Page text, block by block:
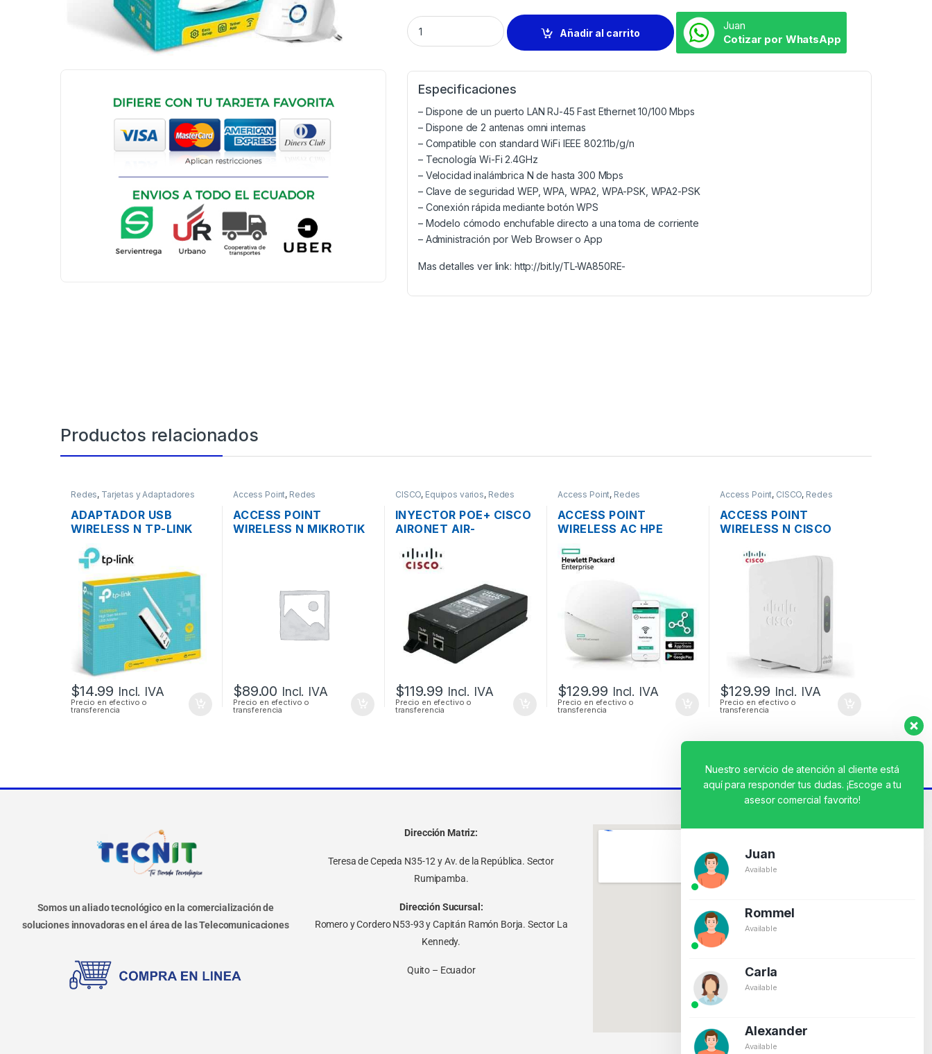
Añadir al carrito
Juan
Cotizar por WhatsApp
Especificaciones
– Dispone de un puerto LAN RJ-45 Fast Ethernet 10/100 Mbps
– Dispone de 2 antenas omni internas
– Compatible con standard WiFi IEEE 802.11b/g/n
– Tecnología Wi-Fi 2.4GHz
– Velocidad inalámbrica N de hasta 300 Mbps
– Clave de seguridad WEP, WPA, WPA2, WPA-PSK, WPA2-PSK
– Conexión rápida mediante botón WPS
– Modelo cómodo enchufable directo a una toma de corriente
– Administración por Web Browser o App
Mas detalles ver link: http://bit.ly/TL-WA850RE-
Productos relacionados
Redes, Tarjetas y Adaptadores
ADAPTADOR USB
WIRELESS N TP-LINK
ANTENA ALTA
GANANCIA
$14.99 Incl. IVA
Precio en efectivo o
transferencia
Access Point, Redes
ACCESS POINT
WIRELESS N MIKROTIK
$89.00 Incl. IVA
Precio en efectivo o
transferencia
CISCO, Equipos varios, Redes
INYECTOR POE+ CISCO
AIRONET AIR-
AF/AT
$119.99 Incl. IVA
Precio en efectivo o
transferencia
Access Point, Redes
ACCESS POINT
WIRELESS AC HPE
OFFICECONNECT OC20
MIMO 2×2 DUAL BAND
$129.99 Incl. IVA
Precio en efectivo o
transferencia
Access Point, CISCO, Redes
ACCESS POINT
WIRELESS N CISCO
DUAL BAND 600MBPS
$129.99 Incl. IVA
Precio en efectivo o
transferencia
Somos un aliado tecnológico en la comercialización de
soluciones innovadoras en el área de las Telecomunicaciones
Dirección Matriz:
Teresa de Cepeda N35-12 y Av. de la República. Sector
Rumipamba.
Dirección Sucursal:
Romero y Cordero N53-93 y Capitán Ramón Borja. Sector La
Kennedy.
Quito – Ecuador
Nuestro servicio de atención al cliente está
aquí para responder tus dudas. ¡Escoge a tu
asesor comercial favorito!
Juan
Available
Rommel
Available
Carla
Available
Alexander
Available